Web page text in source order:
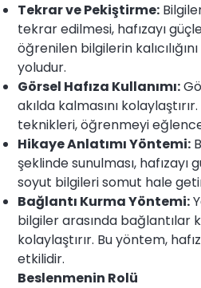
Tekrar ve Pekiştirme:
tekrar edilmesi, hafızayı
öğrenilen bilgilerin
yoludur.
Görsel Hafıza Kullanımı:
akılda kalmasını
teknikleri, öğrenmeyi
Hikaye Anlatımı Yöntemi:
şeklinde sunulması, hafızayı
soyut bilgileri somut hale
Bağlantı Kurma Yöntemi:
bilgiler arasında bağlantılar
kolaylaştırır. Bu yöntem,
etkilidir.
Beslenmenin Rolü